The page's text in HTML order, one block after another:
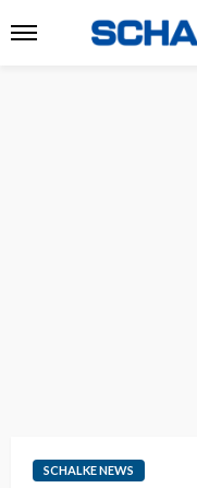
SCHALKE NEWS